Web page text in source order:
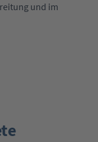
und im